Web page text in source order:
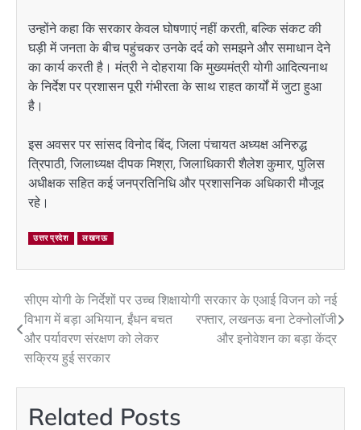
उन्होंने कहा कि सरकार केवल घोषणाएं नहीं करती, बल्कि संकट की
घड़ी में जनता के बीच पहुंचकर उनके दर्द को समझने और समाधान देने
का कार्य करती है। मंत्री ने दोहराया कि मुख्यमंत्री योगी आदित्यनाथ
के निर्देश पर प्रशासन पूरी गंभीरता के साथ राहत कार्यों में जुटा हुआ
है।
इस अवसर पर सांसद विनोद बिंद, जिला पंचायत अध्यक्ष अनिरुद्ध
त्रिपाठी, जिलाध्यक्ष दीपक मिश्रा, जिलाधिकारी शैलेश कुमार, पुलिस
अधीक्षक सहित कई जनप्रतिनिधि और प्रशासनिक अधिकारी मौजूद
रहे।
उत्तर प्रदेश लखनऊ
Post
navigation
सीएम योगी के निर्देशों पर उच्च शिक्षा
विभाग में बड़ा अभियान, ईंधन बचत
और पर्यावरण संरक्षण को लेकर
सक्रिय हुई सरकार
योगी सरकार के एआई विजन को नई
रफ्तार, लखनऊ बना टेक्नोलॉजी
और इनोवेशन का बड़ा केंद्र
Related Posts